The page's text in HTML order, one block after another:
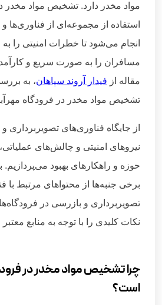
مواد مخدر دارد. تشخیص مواد مخدر
استفاده از مجموعه‌ای از
انجام می‌شود تا خطرات امنیتی را
مسافران را به صورت سریع و کارآمد
مقاله از فیدار آروند سپاهان، به
تشخیص مواد مخدر در فرودگاه
از جایگاه فناوری‌های تصویربرداری
نیروهای امنیتی و چالش‌های عملیاتی،
حوزه و راهکارهای بهبود می‌پردازیم.
برخی جنبه‌ها از محتواهای مرتبط با
تصویربرداری و بازرسی در
نکات کلیدی را با توجه به منابع
چرا تشخیص مواد مخدر در
است؟